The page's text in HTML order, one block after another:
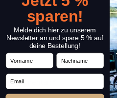
Überschrift: *
Kommentar:
sparen!
Melde dich hier zu unserem
Newsletter an und spare 5 % auf
deine Bestellung!
Vorname Nachname
Email